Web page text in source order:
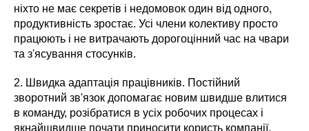
ніхто не має секретів і недомовок один від одного,
продуктивність зростає. Усі члени колективу просто
працюють і не витрачають дорогоцінний час на чвари
та з'ясування стосунків.
2. Швидка адаптація працівників. Постійний
зворотний зв'язок допомагає новим швидше влитися
в команду, розібратися в усіх робочих процесах і
якнайшвидше почати приносити користь компанії.